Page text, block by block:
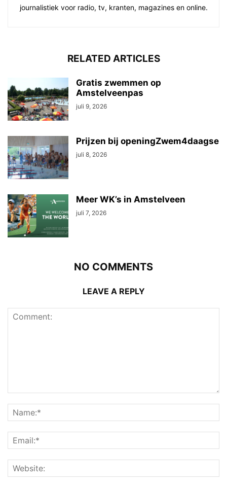
journalistiek voor radio, tv, kranten, magazines en online.
RELATED ARTICLES
Gratis zwemmen op
Amstelveenpas
juli 9, 2026
Prijzen bij openingZwem4daagse
juli 8, 2026
Meer WK’s in Amstelveen
juli 7, 2026
NO COMMENTS
LEAVE A REPLY